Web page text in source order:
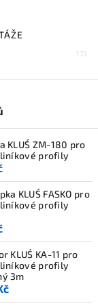
173
KLUŚ ZM-180 pro
profily
KLUŚ FASKO pro
profily
KLUŚ KA-11 pro
profily
3m